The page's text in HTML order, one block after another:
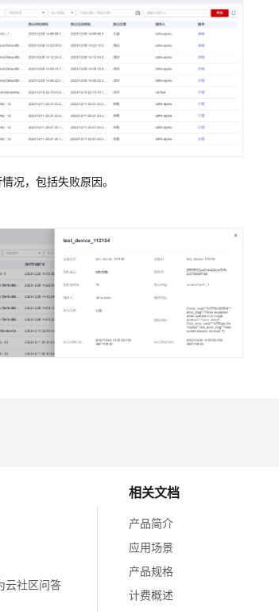
况，包括失败原因。
相关文档
产品简介
应用场景
产品规格
计费概述
云社区问答